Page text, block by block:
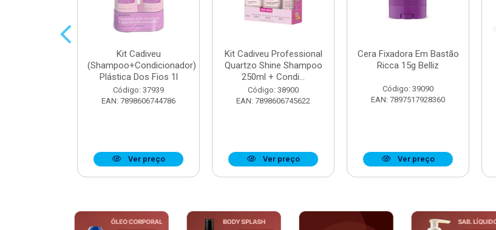
Kit Cadiveu
(Shampoo+Condicionador)
Plástica Dos Fios 1l
Código: 37939
EAN: 7898606744786
Ver preço
Kit Cadiveu Professional
Quartzo Shine Shampoo
250ml + Condi...
Código: 38900
EAN: 7898606745622
Ver preço
Cera Fixadora Em Bastão
Ricca 15g Belliz
Código: 39090
EAN: 7897517928360
Ver preço